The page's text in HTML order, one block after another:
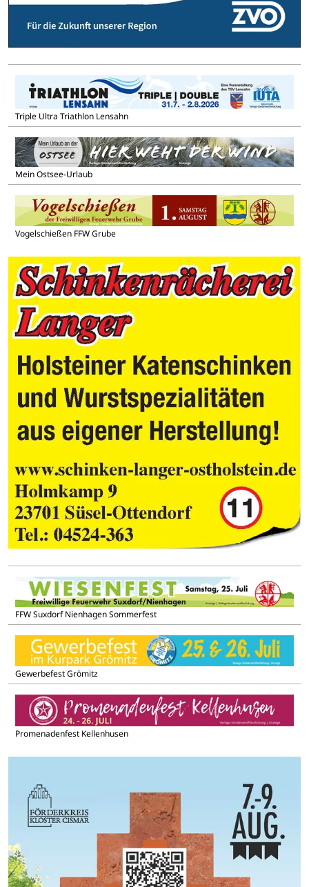
Triple Ultra Triathlon Lensahn
Mein Ostsee-Urlaub
Vogelschießen FFW Grube
FFW Suxdorf Nienhagen Sommerfest
Gewerbefest Grömitz
Promenadenfest Kellenhusen